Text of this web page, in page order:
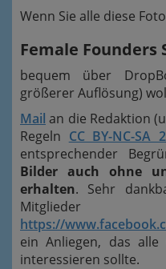
Wenn Sie alle diese
Female Founders
bequem über
größerer Auflösung)
Mail an die Redaktion
Regeln CC BY-NC-SA
entsprechender
Bilder auch ohne
erhalten. Sehr
https://
ein Anliegen, das
interessieren sollte.